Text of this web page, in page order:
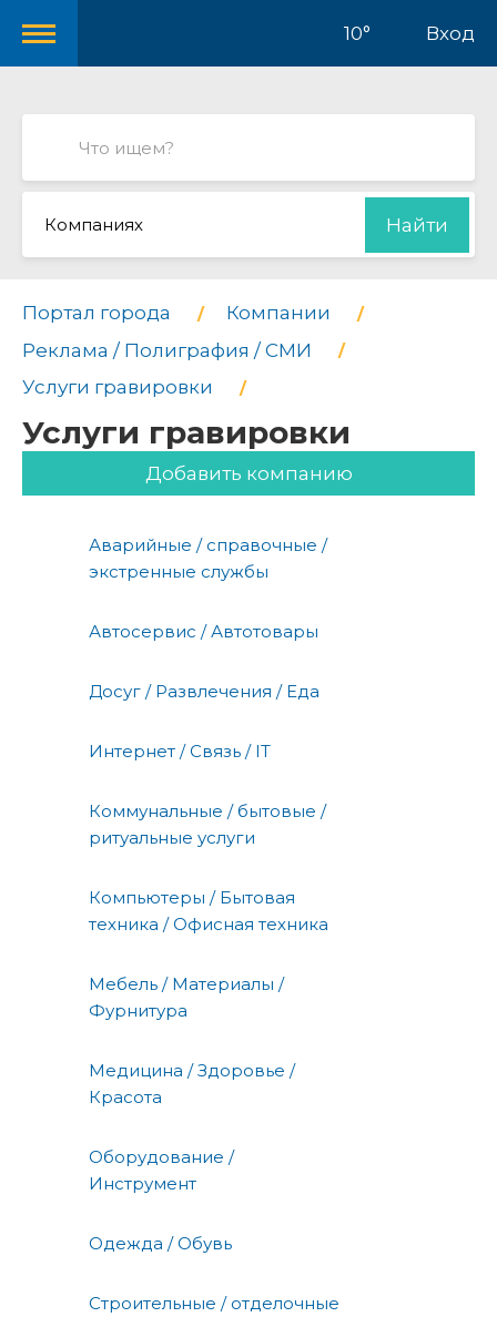
10° Вход
Компаниях Найти
Портал города
Компании
Реклама / Полиграфия / СМИ
Услуги гравировки
Услуги гравировки
Добавить компанию
Аварийные / справочные /
экстренные службы
Автосервис / Автотовары
Досуг / Развлечения / Еда
Интернет / Связь / IT
Коммунальные / бытовые /
ритуальные услуги
Компьютеры / Бытовая
техника / Офисная техника
Мебель / Материалы /
Фурнитура
Медицина / Здоровье /
Красота
Оборудование /
Инструмент
Одежда / Обувь
Строительные / отделочные